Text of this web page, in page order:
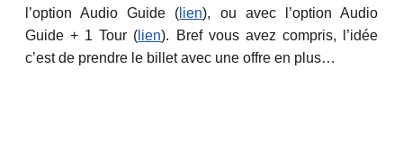
l’option Audio Guide ( lien), ou avec l’option Audio
Guide + 1 Tour ( lien). Bref vous avez compris, l’idée
c’est de prendre le billet avec une offre en plus…